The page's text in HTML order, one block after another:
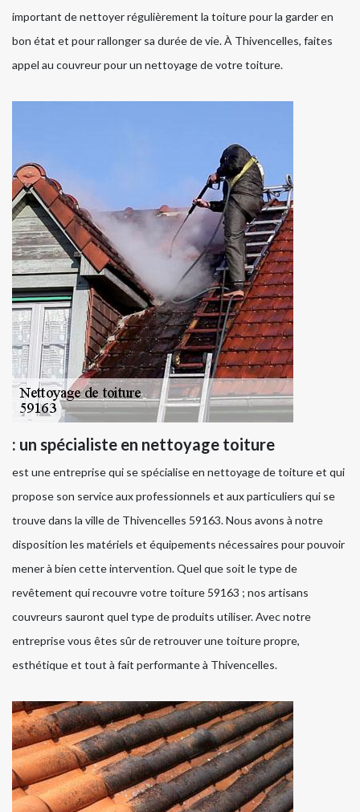
important de nettoyer régulièrement la toiture pour la garder en
bon état et pour rallonger sa durée de vie. À Thivencelles, faites
appel au couvreur pour un nettoyage de votre toiture.
: un spécialiste en nettoyage toiture
est une entreprise qui se spécialise en nettoyage de toiture et qui
propose son service aux professionnels et aux particuliers qui se
trouve dans la ville de Thivencelles 59163. Nous avons à notre
disposition les matériels et équipements nécessaires pour pouvoir
mener à bien cette intervention. Quel que soit le type de
revêtement qui recouvre votre toiture 59163 ; nos artisans
couvreurs sauront quel type de produits utiliser. Avec notre
entreprise vous êtes sûr de retrouver une toiture propre,
esthétique et tout à fait performante à Thivencelles.